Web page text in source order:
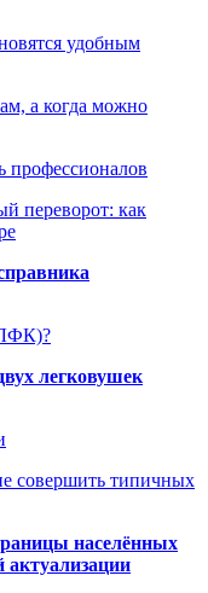
удобным
а когда можно
профессионалов
переворот: как
легковушек
совершить типичных
населённых
актуализации